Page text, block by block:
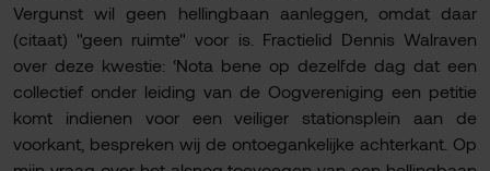
Vergunst wil geen hellingbaan aanleggen, omdat daar
(citaat) "geen ruimte" voor is. Fractielid Dennis Walraven
over deze kwestie: ‘Nota bene op dezelfde dag dat een
collectief onder leiding van de Oogvereniging een petitie
komt indienen voor een veiliger stationsplein aan de
voorkant, bespreken wij de ontoegankelijke achterkant. Op